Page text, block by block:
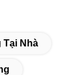
Tại Nhà